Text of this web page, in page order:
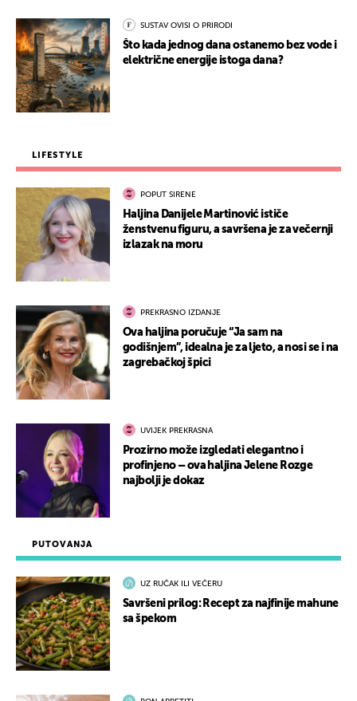
PUTOVANJA
UZ RUČAK ILI VEČERU
Savršeni prilog: Recept za najfinije mahune
sa špekom
SUSTAV OVISI O PRIRODI
Što kada jednog dana ostanemo bez vode i
električne energije istoga dana?
LIFESTYLE
POPUT SIRENE
Haljina Danijele Martinović ističe
ženstvenu figuru, a savršena je za večernji
izlazak na moru
PREKRASNO IZDANJE
Ova haljina poručuje “Ja sam na
godišnjem”, idealna je za ljeto, a nosi se i na
zagrebačkoj špici
UVIJEK PREKRASNA
Prozirno može izgledati elegantno i
profinjeno – ova haljina Jelene Rozge
najbolji je dokaz